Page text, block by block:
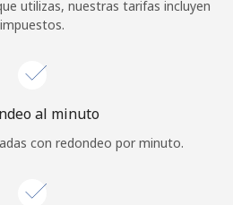
Sesión
utilizas, nuestras tarifas incluyen
impuestos.
al minuto
con redondeo por minuto.